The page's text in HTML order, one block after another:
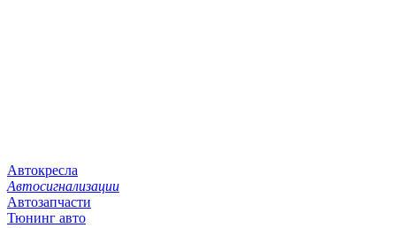
Автокресла
Автосигнализации
Автозапчасти
Тюнинг авто